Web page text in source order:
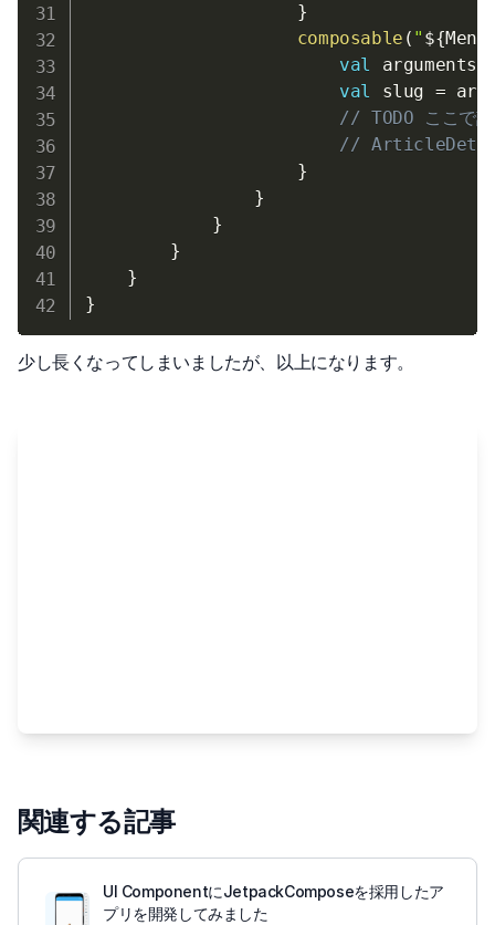
}
composable ( " ${
val
arguments
val
slug =
// TODO ここで記
//
}
}
}
}
}
}
少し長くなってしまいましたが、以上になります。
関連する記事
UI ComponentにJetpackComposeを採用したア
プリを開発してみました